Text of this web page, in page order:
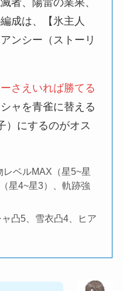
者、陽雷の業果、
成は、【氷主人
ンシー（ストーリ
さえいれば勝てる
ャを青雀に替える
）にするのがオス
ベルMAX（星5~星
星4~星3）、軌跡強
凸5、雪衣凸4、ヒア